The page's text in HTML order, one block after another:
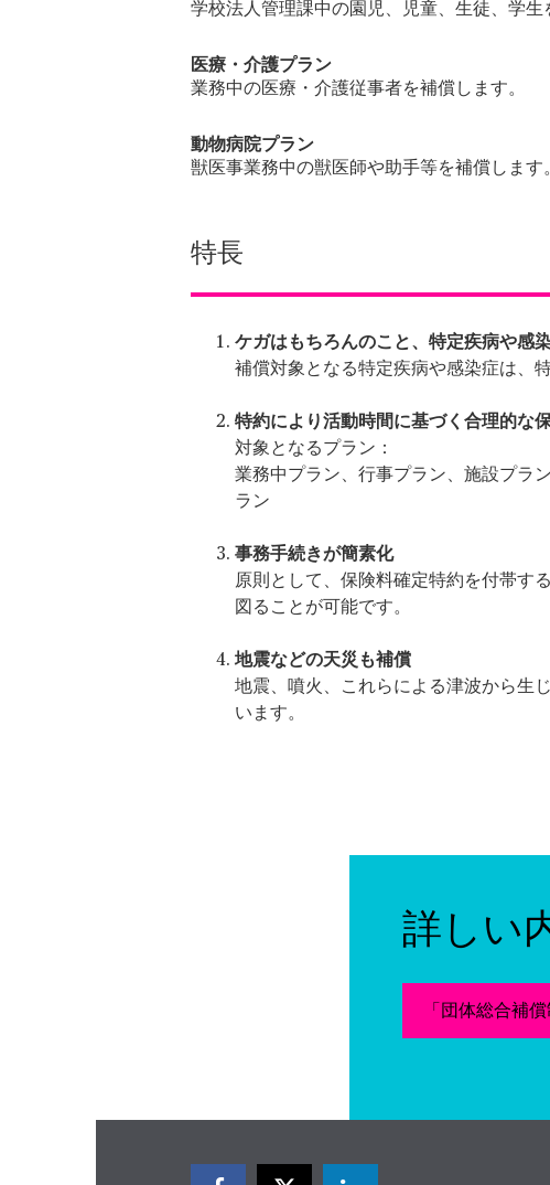
学校法人管理課中の園児、児童、生徒、学生
医療・介護プラン
業務中の医療・介護従事者を補償します。
動物病院プラン
獣医事業務中の獣医師や助手等を補償します
特長
ケガはもちろんのこと、特定疾病や感
補償対象となる特定疾病や感染症は、
特約により活動時間に基づく合理的な
対象となるプラン：
業務中プラン、行事プラン、施設プラ
ラン
事務手続きが簡素化
原則として、保険料確定特約を付帯す
図ることが可能です。
地震などの天災も補償
地震、噴火、これらによる津波から生
います。
詳しい
「団体総合補